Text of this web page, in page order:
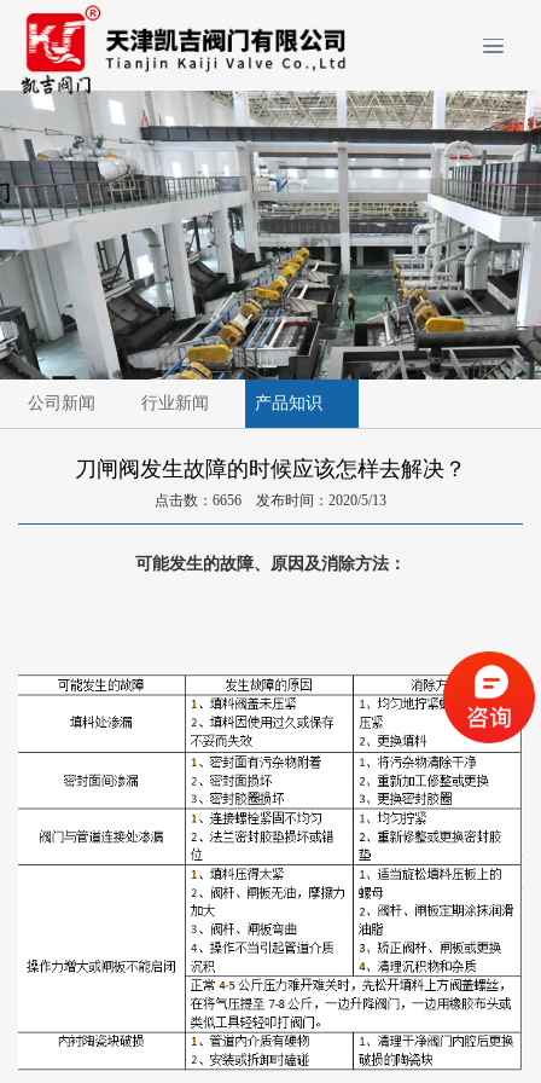
公司新闻 行业新闻 产品知识
刀闸阀发生故障的时候应该怎样去解决？
点击数：6656 发布时间：2020/5/13
可能发生的故障、原因及消除方法：